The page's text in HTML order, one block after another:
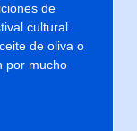
de
cultural.
de oliva o
por mucho